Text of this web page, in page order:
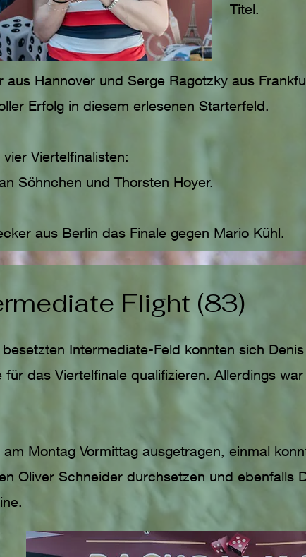
Titel.
Hannover und Serge Ragotzky aus
Erfolg in diesem erlesenen Starterfeld.
Viertelfinalisten:
Söhnchen und Thorsten Hoyer.
aus Berlin das Finale gegen Mario Kühl.
Flight (83)
Intermediate-Feld konnten sich
das Viertelfinale qualifizieren. Allerdings
Montag Vormittag ausgetragen, einmal
Oliver Schneider durchsetzen und ebenfalls